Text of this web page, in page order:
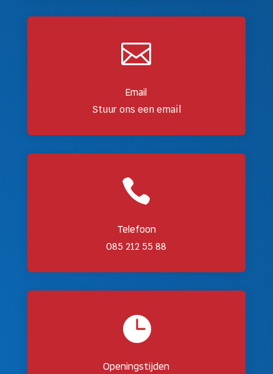

Email
Stuur ons een email

Telefoon
085 212 55 88

Openingstijden